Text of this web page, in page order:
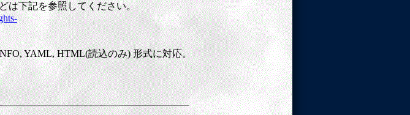
は下記を参照してください。
YAML, HTML(読込のみ) 形式に対応。